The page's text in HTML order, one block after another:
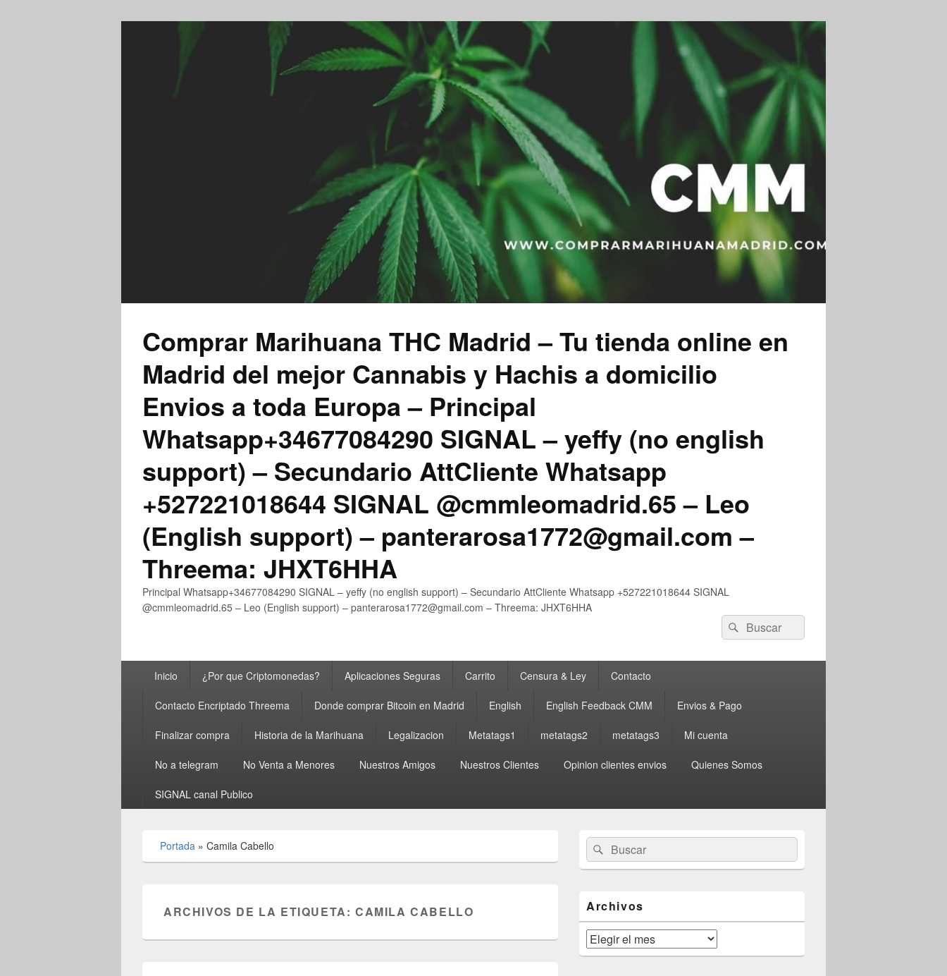
Comprar Marihuana THC Madrid – Tu tienda online en
Madrid del mejor Cannabis y Hachis a domicilio
Envios a toda Europa – Principal
Whatsapp+34677084290 SIGNAL – yeffy (no english
support) – Secundario AttCliente Whatsapp
+527221018644 SIGNAL @cmmleomadrid.65 – Leo
(English support) – panterarosa1772@gmail.com –
Threema: JHXT6HHA
Principal Whatsapp+34677084290 SIGNAL – yeffy (no english support) – Secundario AttCliente Whatsapp +527221018644 SIGNAL
@cmmleomadrid.65 – Leo (English support) – panterarosa1772@gmail.com – Threema: JHXT6HHA
Buscar
por:
Buscar
principalInicio ¿Por que Criptomonedas? Aplicaciones Seguras Carrito Censura & Ley Contacto
Contacto Encriptado Threema Donde comprar Bitcoin en Madrid English English Feedback CMM Envios & Pago
Finalizar compra Historia de la Marihuana Legalizacion Metatags1 metatags2 metatags3 Mi cuenta
No a telegram No Venta a Menores Nuestros Amigos Nuestros Clientes Opinion clientes envios Quienes Somos
SIGNAL canal Publico
Portada » Camila Cabello
ARCHIVOS DE LA ETIQUETA:CAMILA CABELLO
área
de
widget
lateral
primaria
Buscar
por:
Buscar
Archivos
Archivos